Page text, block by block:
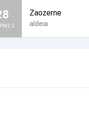
Zaozerne
aldeia